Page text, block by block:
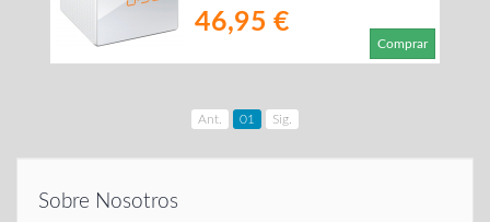
46,95 €
Comprar
Ant. 01 Sig.
Sobre Nosotros